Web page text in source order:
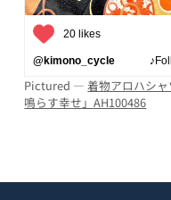
20 likes
@kimono_cycle
Pictured —着物アロハシ
鳴らす幸せ」AH100486